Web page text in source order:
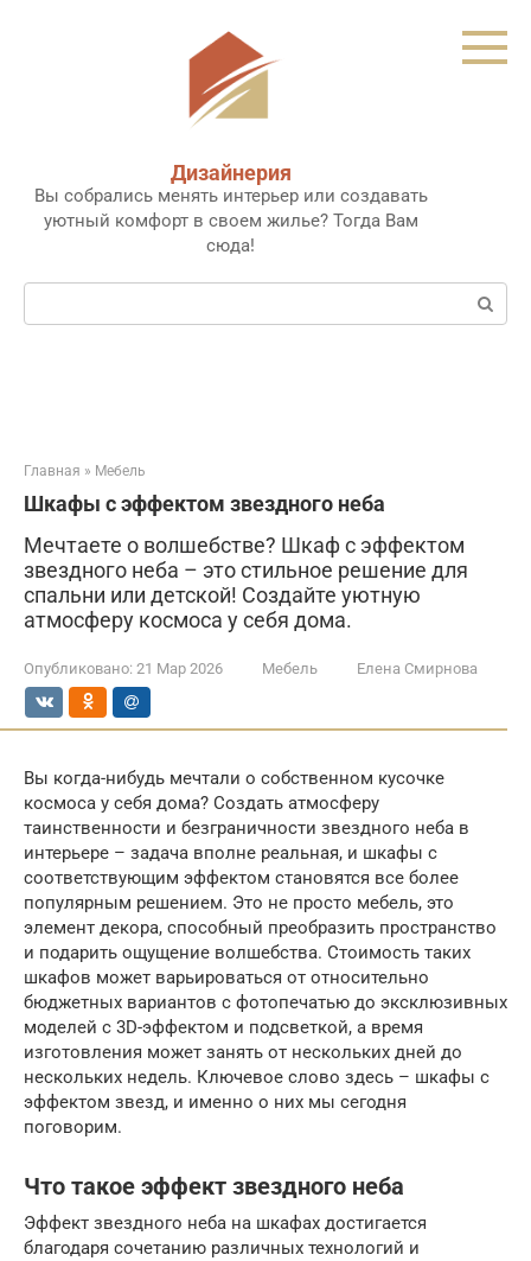
Дизайнерия
Вы собрались менять интерьер или создавать
уютный комфорт в своем жилье? Тогда Вам
сюда!
Поиск:
Главная » Мебель
Шкафы с эффектом звездного неба
Мечтаете о волшебстве? Шкаф с эффектом
звездного неба – это стильное решение для
спальни или детской! Создайте уютную
атмосферу космоса у себя дома.
Опубликовано: 21 Мар 2026 Мебель Елена Смирнова
Вы когда-нибудь мечтали о собственном кусочке
космоса у себя дома? Создать атмосферу
таинственности и безграничности звездного неба в
интерьере – задача вполне реальная, и шкафы с
соответствующим эффектом становятся все более
популярным решением. Это не просто мебель, это
элемент декора, способный преобразить пространство
и подарить ощущение волшебства. Стоимость таких
шкафов может варьироваться от относительно
бюджетных вариантов с фотопечатью до эксклюзивных
моделей с 3D-эффектом и подсветкой, а время
изготовления может занять от нескольких дней до
нескольких недель. Ключевое слово здесь – шкафы с
эффектом звезд, и именно о них мы сегодня
поговорим.
Что такое эффект звездного неба
Эффект звездного неба на шкафах достигается
благодаря сочетанию различных технологий и